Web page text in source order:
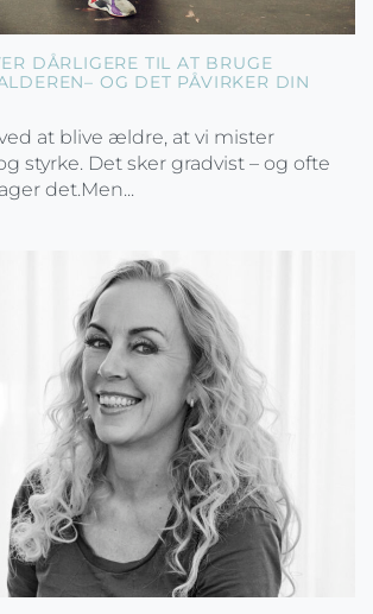
DÅRLIGERE TIL AT BRUGE
OG DET PÅVIRKER DIN
at blive ældre, at vi mister
styrke. Det sker gradvist – og ofte
det.Men...